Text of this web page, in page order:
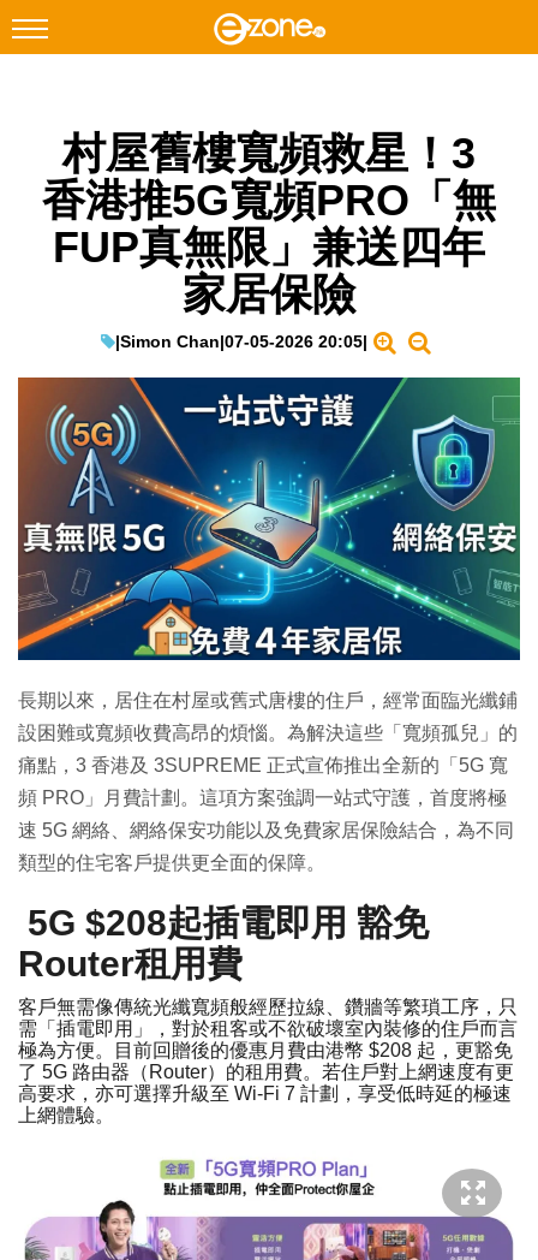
Facebook Instagram
科技焦點
網絡生活
EduTech
IT Times
生成式AI與雲端應用
Enterprise Digital Transformation
特集
村屋舊樓寬頻救星！3
香港推5G寬頻PRO「無
FUP真無限」兼送四年
家居保險
|Simon Chan|07-05-2026 20:05|
長期以來，居住在村屋或舊式唐樓的住戶，經常面臨光纖鋪
設困難或寬頻收費高昂的煩惱。為解決這些「寬頻孤兒」的
痛點，3 香港及 3SUPREME 正式宣佈推出全新的「5G 寬
頻 PRO」月費計劃。這項方案強調一站式守護，首度將極
速 5G 網絡、網絡保安功能以及免費家居保險結合，為不同
類型的住宅客戶提供更全面的保障。
5G $208起插電即用 豁免
Router租用費
客戶無需像傳統光纖寬頻般經歷拉線、鑽牆等繁瑣工序，只
需「插電即用」，對於租客或不欲破壞室內裝修的住戶而言
極為方便。目前回贈後的優惠月費由港幣 $208 起，更豁免
了 5G 路由器（Router）的租用費。若住戶對上網速度有更
高要求，亦可選擇升級至 Wi-Fi 7 計劃，享受低時延的極速
上網體驗。